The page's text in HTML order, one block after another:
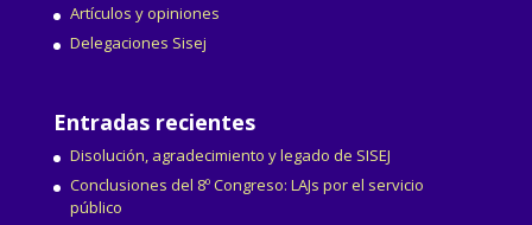
Artículos y opiniones
Delegaciones Sisej
Entradas recientes
Disolución, agradecimiento y legado de SISEJ
Conclusiones del 8º Congreso: LAJs por el servicio
público